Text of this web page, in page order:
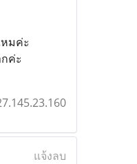
มค่ะ
ค่ะ
แจ้งลบ